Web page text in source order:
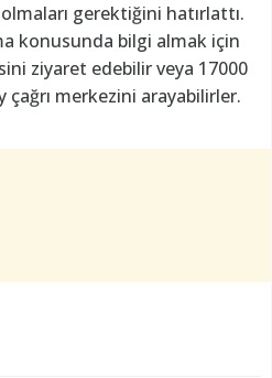
gerektiğini hatırlattı.
konusunda bilgi almak için
ziyaret edebilir veya 17000
merkezini arayabilirler.